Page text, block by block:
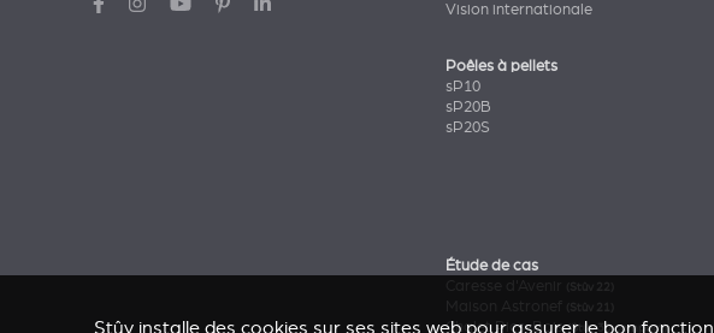
Vision internationale
Poêles à pellets
sP10
sP20B
sP20S
Étude de cas
Chalet Pics-Bois(Stûv 30 compact)
Stûv installe des cookies sur ses sites web pour assurer le bon